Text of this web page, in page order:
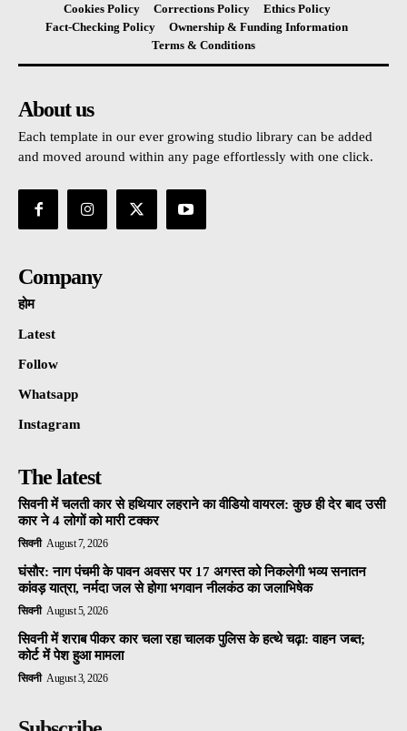
Cookies Policy
Corrections Policy
Ethics Policy
Fact-Checking Policy
Ownership & Funding Information
Terms & Conditions
About us
Each template in our ever growing studio library can be added
and moved around within any page effortlessly with one click.
Company
होम
Latest
Follow
Whatsapp
Instagram
The latest
सिवनी में चलती कार से हथियार लहराने का वीडियो वायरल: कुछ ही देर बाद उसी
कार ने 4 लोगों को मारी टक्कर
सिवनी August 7, 2026
घंसौर: नाग पंचमी के पावन अवसर पर 17 अगस्त को निकलेगी भव्य सनातन
कांवड़ यात्रा, नर्मदा जल से होगा भगवान नीलकंठ का जलाभिषेक
सिवनी August 5, 2026
सिवनी में शराब पीकर कार चला रहा चालक पुलिस के हत्थे चढ़ा: वाहन जब्त;
कोर्ट में पेश हुआ मामला
सिवनी August 3, 2026